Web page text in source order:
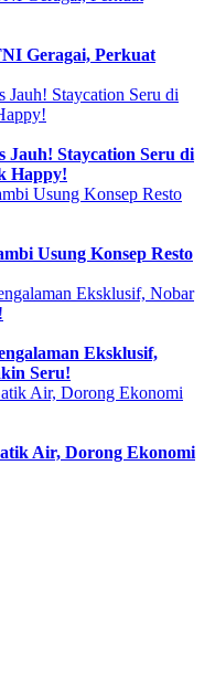
Geragai, Perkuat
Jauh! Staycation Seru di
Happy!
Usung Konsep Resto
Eksklusif,
Seru!
Air, Dorong Ekonomi